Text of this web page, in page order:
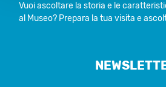
Vuoi ascoltare la storia e le
al Museo? Prepara la tua visita e